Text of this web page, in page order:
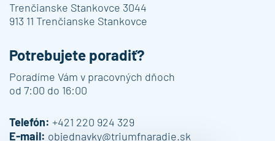
Trenčianske Stankovce 3044
913 11 Trenčianske Stankovce
Potrebujete poradiť?
Poradíme Vám v pracovných dňoch
od 7:00 do 16:00
Telefón: +421 220 924 329
E-mail: objednavky@triumfnaradie.sk